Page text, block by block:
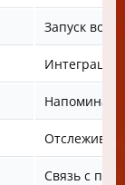
Запуск
Связь с